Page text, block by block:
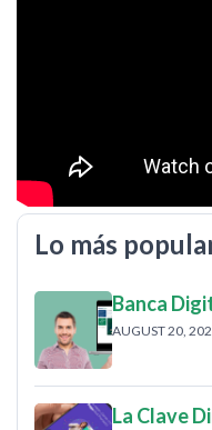
Lo más
Banca
AUGUST 20,
La Clave